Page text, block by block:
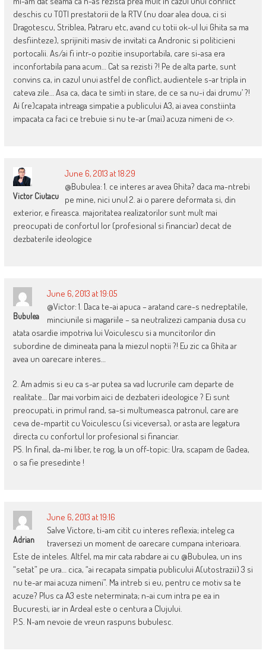
deschis cu TOTI prestatorii de la RTV (nu doar alea doua, ci si
Dragotescu, Striblea, Patraru etc, avand cu totii ok-ul lui Ghita sa ma
desfiinteze), sprijiniti masiv de invitati ca Andronic si politicieni
portocalii. As/ai fi intr-o pozitie insuportabila, care si-asa era
inconfortabila pana acum… Cat sa rezisti ?! Pe de alta parte, sunt
convins ca, in cazul unui astfel de conflict, audientele s-ar tripla in
cateva zile… Asa ca, daca te simti in stare, de ce sa nu-i dai drumu’ ?!
Ai (re)capata intreaga simpatie a publicului A3, ai avea constiinta
impacata ca faci ce trebuie si nu te-ar (mai) acuza nimeni de <>.
Victor Ciutacu
June 6, 2013 at 18:29
@Bubulea: 1. ce interes ar avea Ghita? daca ma-ntrebi
pe mine, nici unul 2. ai o parere deformata si, din
exterior, e fireasca. majoritatea realizatorilor sunt mult mai
preocupati de confortul lor (profesional si financiar) decat de
dezbaterile ideologice
Bubulea
June 6, 2013 at 19:05
@Victor: 1. Daca te-ai apuca – aratand care-s nedreptatile,
minciunile si magariile – sa neutralizezi campania dusa cu
atata osardie impotriva lui Voiculescu si a muncitorilor din
subordine de dimineata pana la miezul noptii ?! Eu zic ca Ghita ar
avea un oarecare interes…
2. Am admis si eu ca s-ar putea sa vad lucrurile cam departe de
realitate… Dar mai vorbim aici de dezbateri ideologice ? Ei sunt
preocupati, in primul rand, sa-si multumeasca patronul, care are
ceva de-mpartit cu Voiculescu (si viceversa), or asta are legatura
directa cu confortul lor profesional si financiar.
PS. In final, da-mi liber, te rog, la un off-topic: Ura, scapam de Gadea,
o sa fie presedinte !
Adrian
June 6, 2013 at 19:16
Salve Victore, ti-am citit cu interes reflexia; inteleg ca
traversezi un moment de oarecare cumpana interioara.
Este de inteles. Altfel, ma mir cata rabdare ai cu @Bubulea, un ins
“setat” pe ura… cica, “ai recapata simpatia publicului A(utostrazii) 3 si
nu te-ar mai acuza nimeni”. Ma intreb si eu, pentru ce motiv sa te
acuze? Plus ca A3 este neterminata; n-ai cum intra pe ea in
Bucuresti, iar in Ardeal este o centura a Clujului.
P.S. N-am nevoie de vreun raspuns bubulesc.